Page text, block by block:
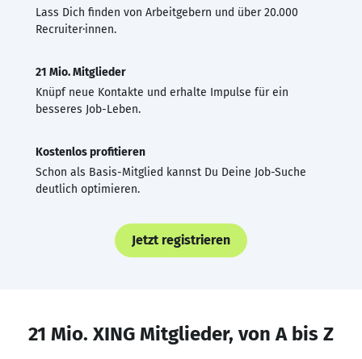
Lass Dich finden von Arbeitgebern und über 20.000
Recruiter·innen.
21 Mio. Mitglieder
Knüpf neue Kontakte und erhalte Impulse für ein
besseres Job-Leben.
Kostenlos profitieren
Schon als Basis-Mitglied kannst Du Deine Job-Suche
deutlich optimieren.
Jetzt registrieren
21 Mio. XING Mitglieder, von A bis Z